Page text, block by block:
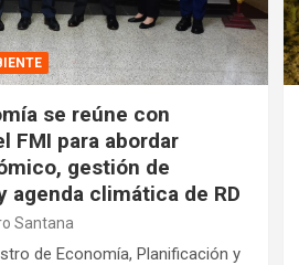
se reúne con
FMI para abordar
gestión de
agenda climática de RD
Santana
de Economía, Planificación y